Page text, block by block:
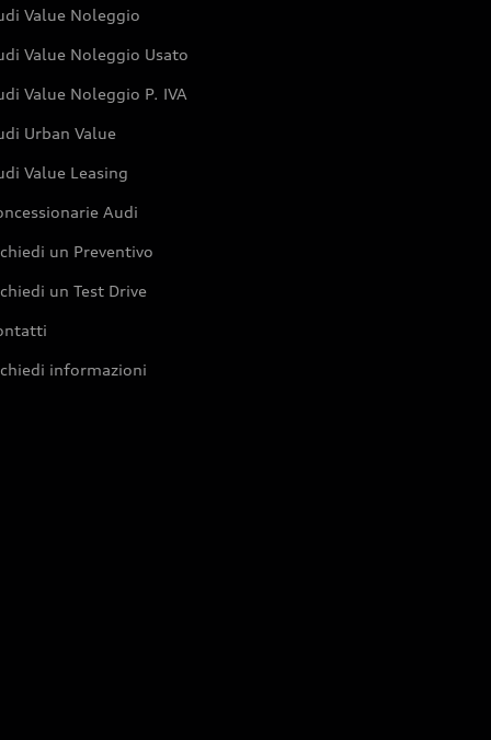
Value Noleggio
Value Noleggio Usato
Value Noleggio P. IVA
Urban Value
Value Leasing
Audi
un Preventivo
un Test Drive
informazioni